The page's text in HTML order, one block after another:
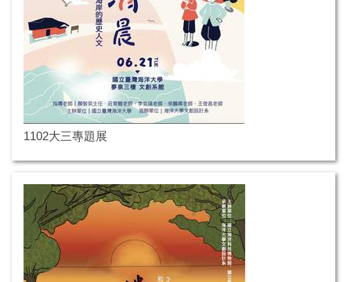
1102大三專題展